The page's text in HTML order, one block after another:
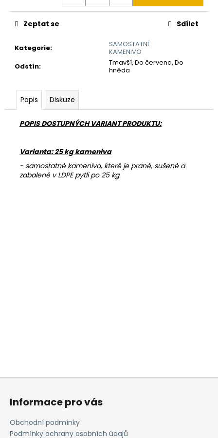
Kategorie:
SAMOSTATNÉ
KAMENIVO
Odstín:
Tmavší, Do červena, Do
hněda
Zeptat se Sdílet
Popis Diskuze
POPIS DOSTUPNÝCH VARIANT PRODUKTU:
Varianta: 25 kg kameniva
- samostatné kamenivo, které je prané, sušené a
zabalené v LDPE pytli po 25 kg
u
m
NÁTĚR
EMZ
R
100
Z
Informace pro vás
Obchodní podmínky
Podmínky ochrany osobních údajů